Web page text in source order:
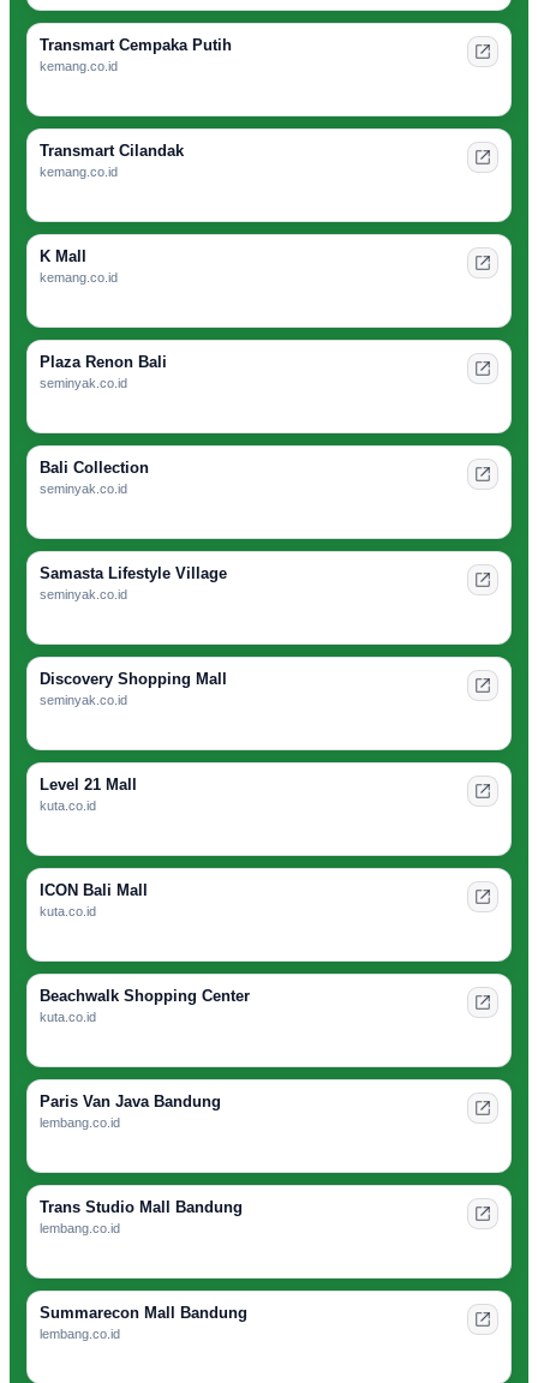
Transmart Cempaka Putih
kemang.co.id
Transmart Cilandak
kemang.co.id
K Mall
kemang.co.id
Plaza Renon Bali
seminyak.co.id
Bali Collection
seminyak.co.id
Samasta Lifestyle Village
seminyak.co.id
Discovery Shopping Mall
seminyak.co.id
Level 21 Mall
kuta.co.id
ICON Bali Mall
kuta.co.id
Beachwalk Shopping Center
kuta.co.id
Paris Van Java Bandung
lembang.co.id
Trans Studio Mall Bandung
lembang.co.id
Summarecon Mall Bandung
lembang.co.id